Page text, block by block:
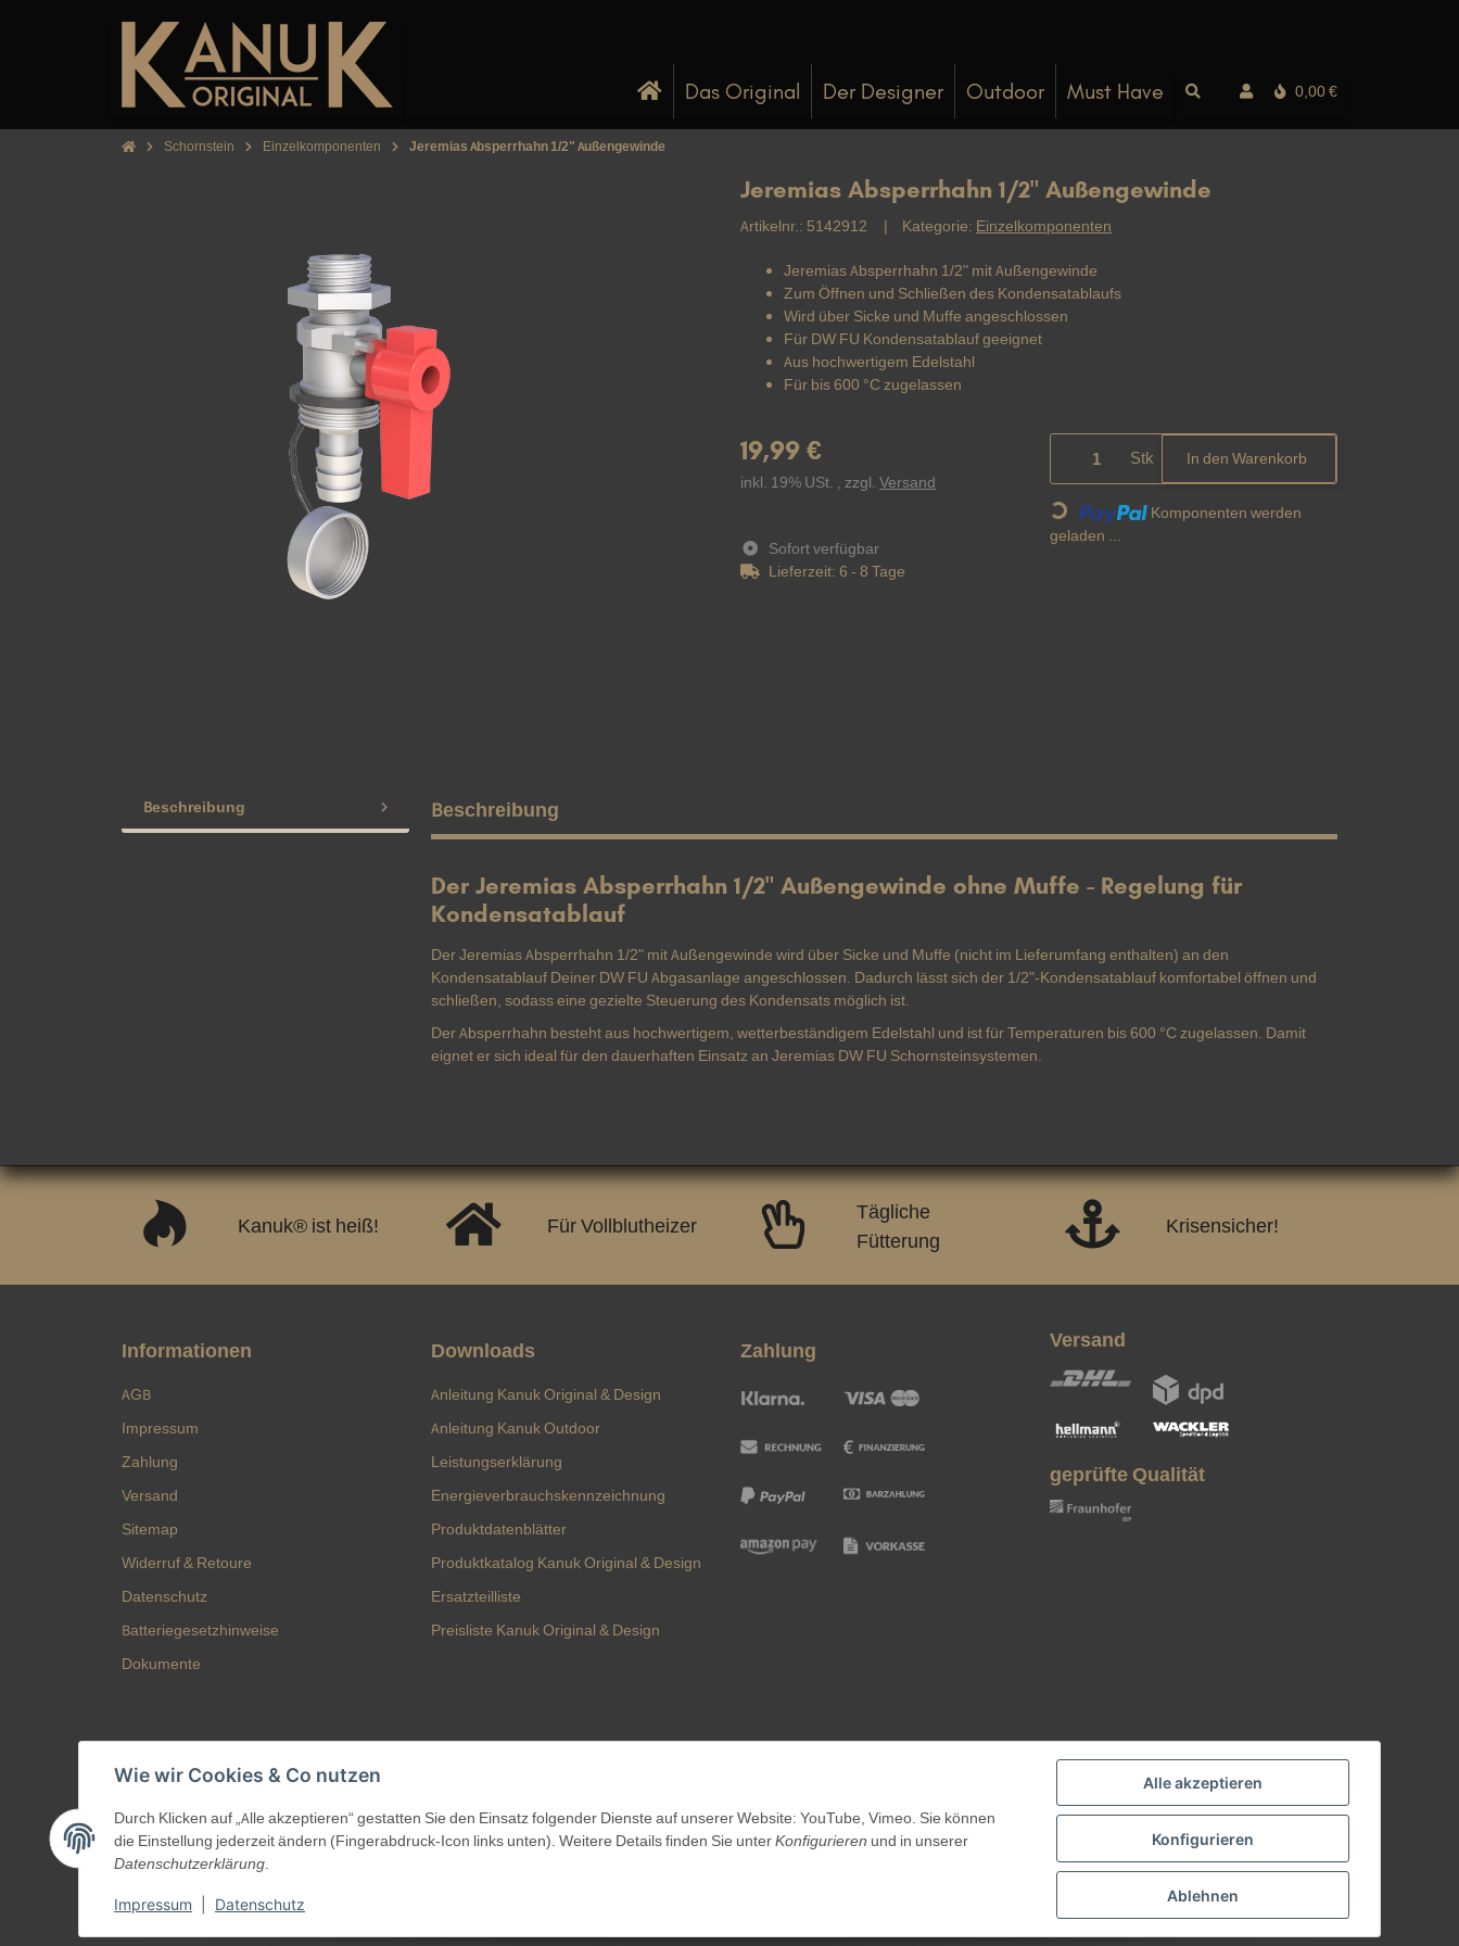
Alle akzeptieren
Konfigurieren
Ablehnen
Wie wir Cookies & Co nutzen
Durch Klicken auf „Alle akzeptieren“ gestatten Sie den Einsatz folgender Dienste auf unserer Website: YouTube, Vimeo. Sie können
die Einstellung jederzeit ändern (Fingerabdruck-Icon links unten). Weitere Details finden Sie unterKonfigurieren und in unserer
Datenschutzerklärung.
Impressum Datenschutz
Das Original Der Designer Outdoor Must Have 0,00 €
Schornstein Einzelkomponenten Jeremias Absperrhahn 1/2" Außengewinde
Jeremias Absperrhahn 1/2" Außengewinde
Artikelnr.: 5142912 Kategorie: Einzelkomponenten
Jeremias Absperrhahn 1/2" mit Außengewinde
Zum Öffnen und Schließen des Kondensatablaufs
Wird über Sicke und Muffe angeschlossen
Für DW FU Kondensatablauf geeignet
Aus hochwertigem Edelstahl
Für bis 600 °C zugelassen
19,99 €
inkl. 19% USt. , zzgl. Versand
Sofort verfügbar
Lieferzeit: 6 - 8 Tage
Stk In den Warenkorb
Loading...
Komponenten werden
geladen ...
Beschreibung Beschreibung
Der Jeremias Absperrhahn 1/2" Außengewinde ohne Muffe - Regelung für
Kondensatablauf
Der Jeremias Absperrhahn 1/2" mit Außengewinde wird über Sicke und Muffe (nicht im Lieferumfang enthalten) an den
Kondensatablauf Deiner DW FU Abgasanlage angeschlossen. Dadurch lässt sich der 1/2"-Kondensatablauf komfortabel öffnen und
schließen, sodass eine gezielte Steuerung des Kondensats möglich ist.
Der Absperrhahn besteht aus hochwertigem, wetterbeständigem Edelstahl und ist für Temperaturen bis 600 °C zugelassen. Damit
eignet er sich ideal für den dauerhaften Einsatz an Jeremias DW FU Schornsteinsystemen.
Kanuk® ist heiß! Für Vollblutheizer
Tägliche
Fütterung
Krisensicher!
Informationen
AGB
Impressum
Zahlung
Versand
Sitemap
Widerruf & Retoure
Datenschutz
Batteriegesetzhinweise
Dokumente
Downloads
Anleitung Kanuk Original & Design
Anleitung Kanuk Outdoor
Leistungserklärung
Energieverbrauchskennzeichnung
Produktdatenblätter
Produktkatalog Kanuk Original & Design
Ersatzteilliste
Preisliste Kanuk Original & Design
Zahlung Versand
geprüfte Qualität